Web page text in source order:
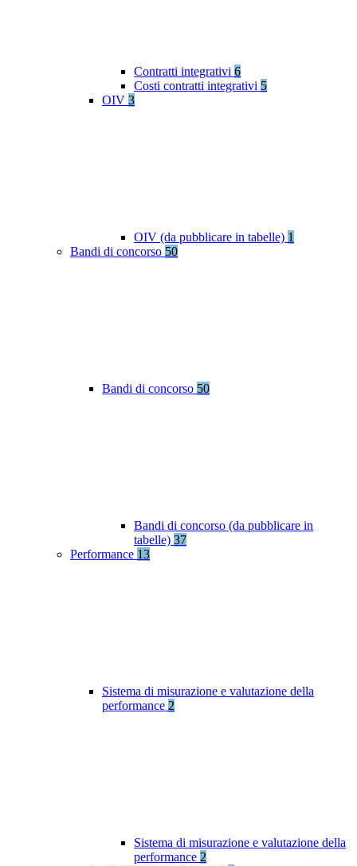
Contratti integrativi 6
Costi contratti integrativi 5
OIV 3
OIV (da pubblicare in tabelle) 1
Bandi di concorso 50
Bandi di concorso 50
Bandi di concorso (da pubblicare in
tabelle) 37
Performance 13
Sistema di misurazione e valutazione della
performance 2
Sistema di misurazione e valutazione della
performance 2